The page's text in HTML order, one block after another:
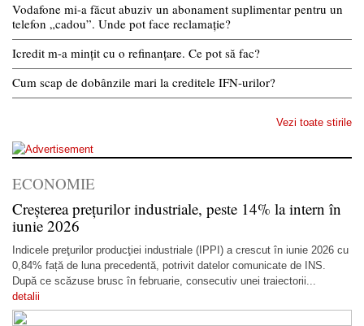
Vodafone mi-a făcut abuziv un abonament suplimentar pentru un
telefon „cadou”. Unde pot face reclamație?
Icredit m-a mințit cu o refinanțare. Ce pot să fac?
Cum scap de dobânzile mari la creditele IFN-urilor?
Vezi toate stirile
ECONOMIE
Creșterea prețurilor industriale, peste 14% la intern în
iunie 2026
Indicele preţurilor producţiei industriale (IPPI) a crescut în iunie 2026 cu
0,84% față de luna precedentă, potrivit datelor comunicate de INS.
După ce scăzuse brusc în februarie, consecutiv unei traiectorii...
detalii